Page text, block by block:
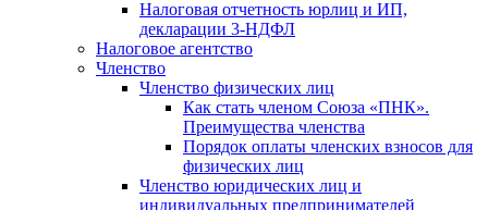
Налоговая отчетность юрлиц и ИП,
декларации 3-НДФЛ
Налоговое агентство
Членство
Членство физических лиц
Как стать членом Союза «ПНК».
Преимущества членства
Порядок оплаты членских взносов для
физических лиц
Членство юридических лиц и
индивидуальных предпринимателей